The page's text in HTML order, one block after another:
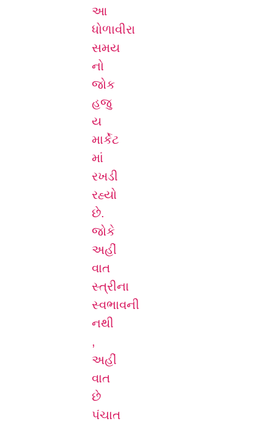
આ
ધોળાવીરા
સમય
નો
જોક
હજુ
ય
માર્કેટ
માં
રખડી
રહ્યો
છે.
જોકે
અહીં
વાત
સ્ત્રીના
સ્વભાવની
નથી
,
અહીં
વાત
છે
પંચાત